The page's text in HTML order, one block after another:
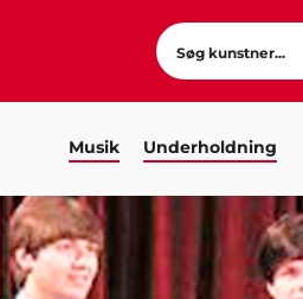
Musik Underholdning
THE BEATLES REVIVAL